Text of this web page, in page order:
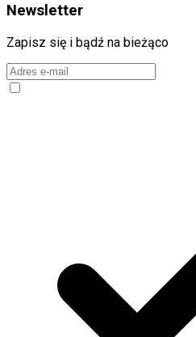
Newsletter
Zapisz się i bądź na bieżąco